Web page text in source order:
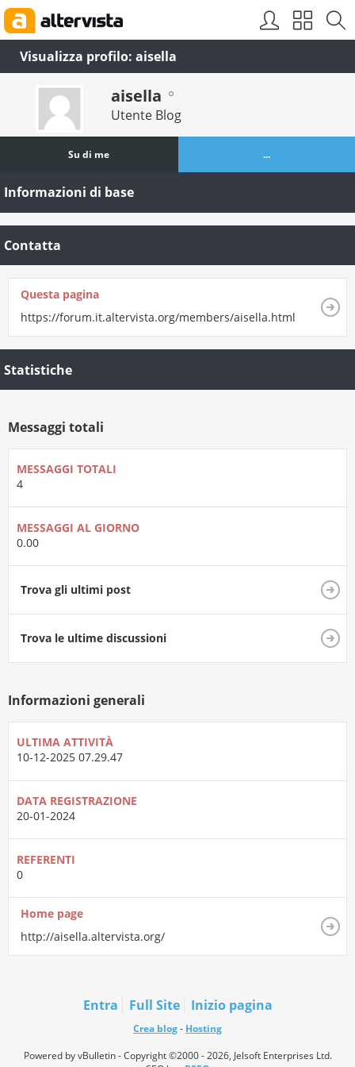
Visualizza profilo: aisella
aisella
Utente Blog
Su di me ...
Informazioni di base
Contatta
Questa pagina
https://forum.it.altervista.org/members/aisella.html
Statistiche
Messaggi totali
MESSAGGI TOTALI
4
MESSAGGI AL GIORNO
0.00
Trova gli ultimi post
Trova le ultime discussioni
Informazioni generali
ULTIMA ATTIVITÀ
10-12-2025 07.29.47
DATA REGISTRAZIONE
20-01-2024
REFERENTI
0
Home page
http://aisella.altervista.org/
Entra Full Site Inizio pagina
Crea blog- Hosting
Powered by vBulletin - Copyright ©2000 - 2026, Jelsoft Enterprises Ltd.